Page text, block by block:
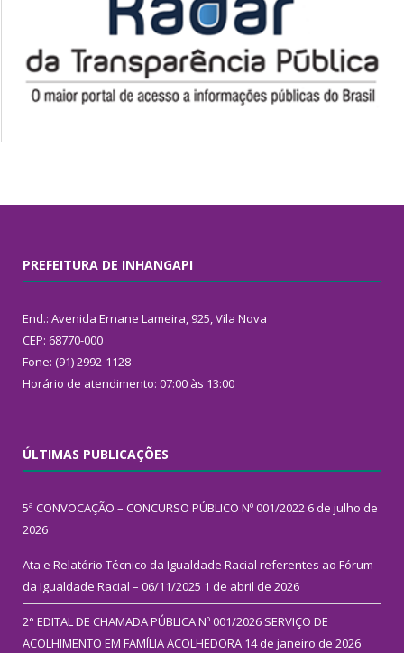
PREFEITURA DE INHANGAPI
End.: Avenida Ernane Lameira, 925, Vila Nova
CEP: 68770-000
Fone: (91) 2992-1128
Horário de atendimento: 07:00 às 13:00
ÚLTIMAS PUBLICAÇÕES
5ª CONVOCAÇÃO – CONCURSO PÚBLICO Nº 001/2022 6 de julho de
2026
Ata e Relatório Técnico da Igualdade Racial referentes ao Fórum
da Igualdade Racial – 06/11/2025 1 de abril de 2026
2° EDITAL DE CHAMADA PÚBLICA Nº 001/2026 SERVIÇO DE
ACOLHIMENTO EM FAMÍLIA ACOLHEDORA 14 de janeiro de 2026